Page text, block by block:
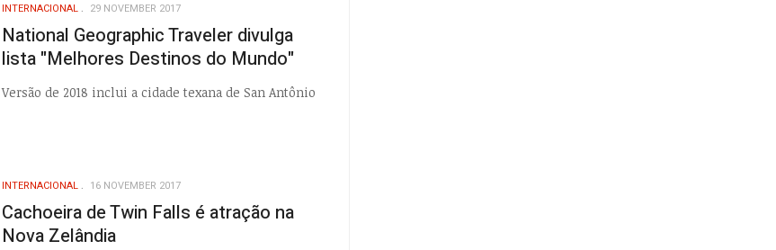
INTERNACIONAL 29 NOVEMBER 2017
National Geographic Traveler divulga
lista "Melhores Destinos do Mundo"
Versão de 2018 inclui a cidade texana de San Antônio
INTERNACIONAL 16 NOVEMBER 2017
Cachoeira de Twin Falls é atração na
Nova Zelândia